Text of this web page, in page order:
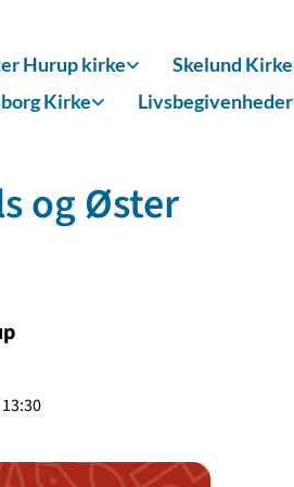
Hurup kirke
Skelund Kirke
Kirke
Livsbegivenheder
og Øster